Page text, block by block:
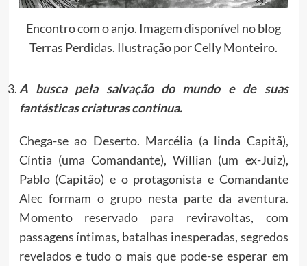
Encontro com o anjo. Imagem disponível no blog
Terras Perdidas. Ilustração por Celly Monteiro.
A busca pela salvação do mundo e de suas
fantásticas criaturas continua.
Chega-se ao Deserto. Marcélia (a linda Capitã),
Cíntia (uma Comandante), Willian (um ex-Juiz),
Pablo (Capitão) e o protagonista e Comandante
Alec formam o grupo nesta parte da aventura.
Momento reservado para reviravoltas, com
passagens íntimas, batalhas inesperadas, segredos
revelados e tudo o mais que pode-se esperar em